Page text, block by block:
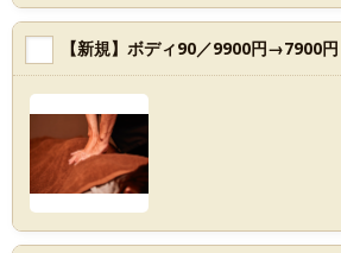
【新規】ボディ90／9900円→7900円